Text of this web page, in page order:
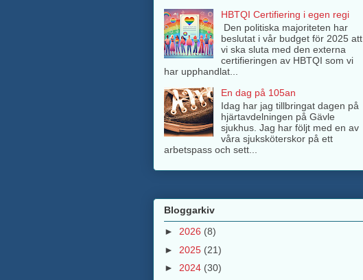
HBTQI Certifiering i egen regi
Den politiska majoriteten har
beslutat i vår budget för 2025 att
vi ska sluta med den externa
certifieringen av HBTQI som vi
har upphandlat...
En dag på 105an
Idag har jag tillbringat dagen på
hjärtavdelningen på Gävle
sjukhus. Jag har följt med en av
våra sjuksköterskor på ett
arbetspass och sett...
Bloggarkiv
► 2026 (8)
► 2025 (21)
► 2024 (30)